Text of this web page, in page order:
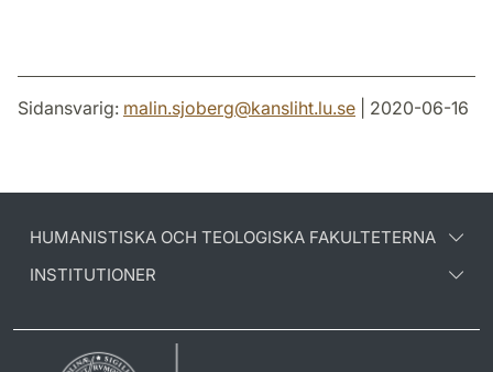
Sidansvarig: malin.sjoberg@kansliht.lu.se | 2020-06-16
HUMANISTISKA OCH TEOLOGISKA FAKULTETERNA
INSTITUTIONER